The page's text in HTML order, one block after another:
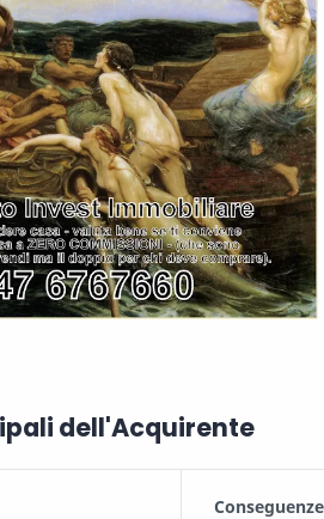
dell'Acquirente
Conseguenze